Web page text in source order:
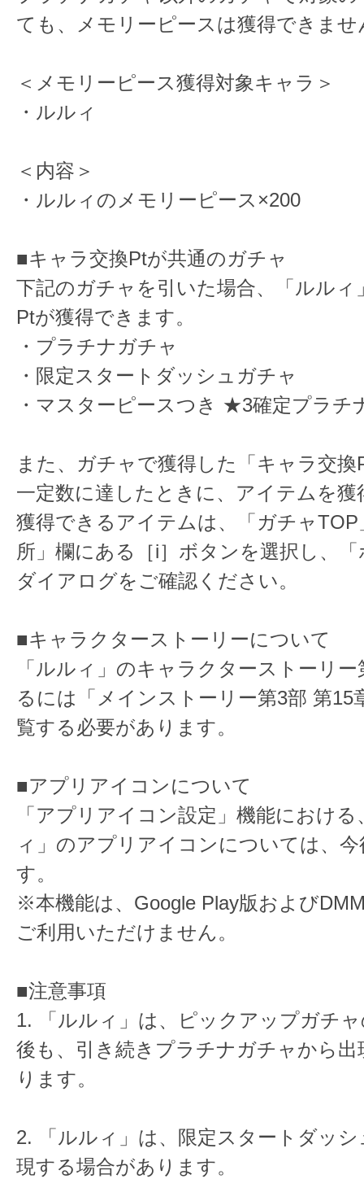
ても、メモリーピースは獲得できませ
＜メモリーピース獲得対象キャラ＞
・ルルィ
＜内容＞
・ルルィのメモリーピース×200
■キャラ交換Ptが共通のガチャ
下記のガチャを引いた場合、「ルルィ
Ptが獲得できます。
・プラチナガチャ
・限定スタートダッシュガチャ
・マスターピースつき ★3確定プラチ
また、ガチャで獲得した「キャラ交換
一定数に達したときに、アイテムを獲
獲得できるアイテムは、「ガチャTOP
所」欄にある［i］ボタンを選択し、
ダイアログをご確認ください。
■キャラクターストーリーについて
「ルルィ」のキャラクターストーリ
るには「メインストーリー第3部 第15
覧する必要があります。
■アプリアイコンについて
「アプリアイコン設定」機能におけ
ィ」のアプリアイコンについては、
す。
※本機能は、Google Play版および
ご利用いただけません。
■注意事項
1. 「ルルィ」は、ピックアップガチ
後も、引き続きプラチナガチャから
ります。
2. 「ルルィ」は、限定スタートダッ
現する場合があります。